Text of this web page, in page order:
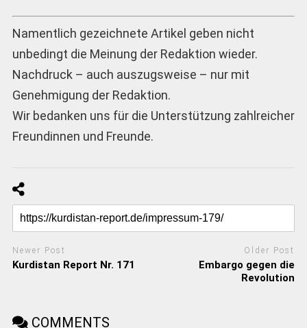
Namentlich gezeichnete Artikel geben nicht
unbedingt die Meinung der Redaktion wieder.
Nachdruck – auch auszugsweise – nur mit
Genehmigung der Redaktion.
Wir bedanken uns für die Unterstützung zahlreicher
Freundinnen und Freunde.
Newer Post
Kurdistan Report Nr. 171
Older Post
Embargo gegen die
Revolution
COMMENTS